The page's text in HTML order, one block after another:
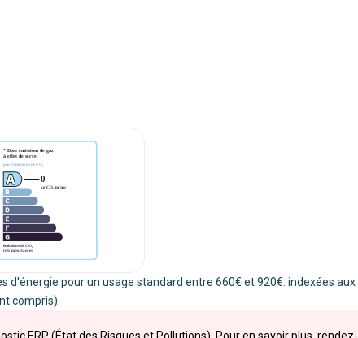
d'énergie pour un usage standard entre 660€ et 920€. indexées aux
compris).